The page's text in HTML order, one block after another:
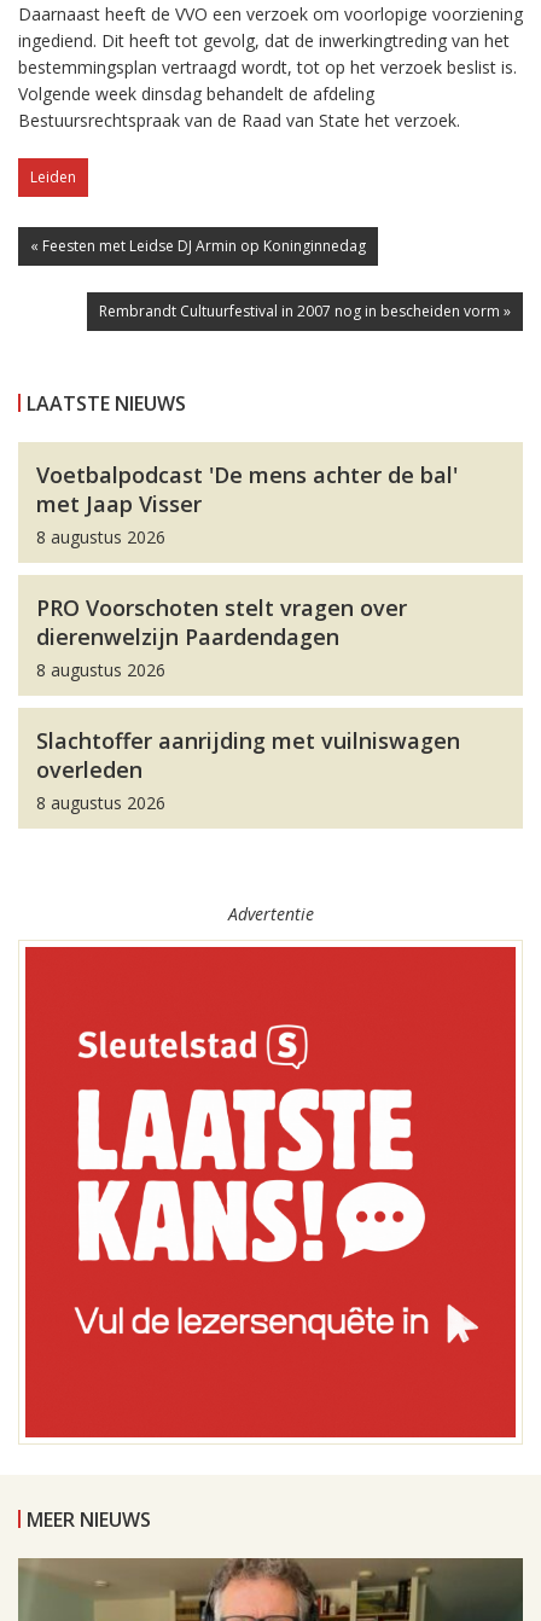
Daarnaast heeft de VVO een verzoek om voorlopige voorziening
ingediend. Dit heeft tot gevolg, dat de inwerkingtreding van het
bestemmingsplan vertraagd wordt, tot op het verzoek beslist is.
Volgende week dinsdag behandelt de afdeling
Bestuursrechtspraak van de Raad van State het verzoek.
Leiden
« Feesten met Leidse DJ Armin op Koninginnedag
Rembrandt Cultuurfestival in 2007 nog in bescheiden vorm »
LAATSTE NIEUWS
Voetbalpodcast 'De mens achter de bal'
met Jaap Visser
8 augustus 2026
PRO Voorschoten stelt vragen over
dierenwelzijn Paardendagen
8 augustus 2026
Slachtoffer aanrijding met vuilniswagen
overleden
8 augustus 2026
Advertentie
MEER NIEUWS